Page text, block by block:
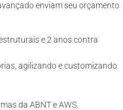
enviam seu orçamento
e 2 anos contra
agilizando e customizando
da ABNT e AWS.